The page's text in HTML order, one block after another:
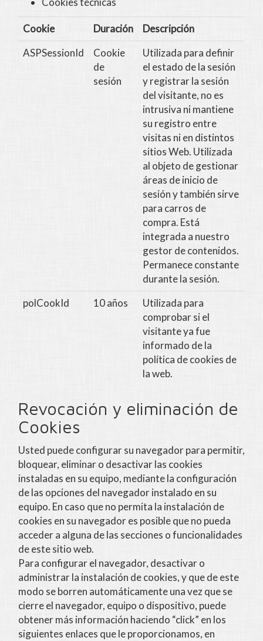
Cookie Duración
Descripción
ASPSessionId
Cookie
de
sesión
Utilizada para definir
el estado de la sesión
y registrar la sesión
del visitante, no es
intrusiva ni mantiene
su registro entre
visitas ni en distintos
sitios Web. Utilizada
al objeto de gestionar
áreas de inicio de
sesión y también sirve
para carros de
compra. Está
integrada a nuestro
gestor de contenidos.
Permanece constante
durante la sesión.
polCookId
10 años
Utilizada para
comprobar si el
visitante ya fue
informado de la
política de cookies de
la web.
Revocación y eliminación de
Cookies
Usted puede configurar su navegador para permitir,
bloquear, eliminar o desactivar las cookies
instaladas en su equipo, mediante la configuración
de las opciones del navegador instalado en su
equipo. En caso que no permita la instalación de
cookies en su navegador es posible que no pueda
acceder a alguna de las secciones o funcionalidades
de este sitio web.
Para configurar el navegador, desactivar o
administrar la instalación de cookies, y que de este
modo se borren automáticamente una vez que se
cierre el navegador, equipo o dispositivo, puede
obtener más información haciendo “click” en los
siguientes enlaces que le proporcionamos, en